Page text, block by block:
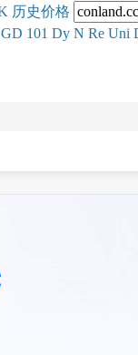
历史价格
GD 101 Dy N Re Uni